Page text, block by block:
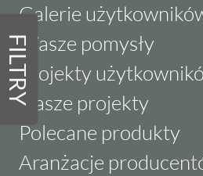
FILTRY
Galerie
Wasze pomysły
Projekty
Nasze projekty
Polecane produkty
Aranżacje